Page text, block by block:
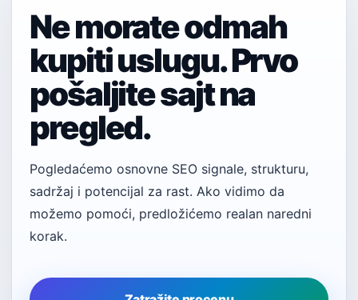
Ne morate odmah
kupiti uslugu. Prvo
pošaljite sajt na
pregled.
Pogledaćemo osnovne SEO signale, strukturu,
sadržaj i potencijal za rast. Ako vidimo da
možemo pomoći, predložićemo realan naredni
korak.